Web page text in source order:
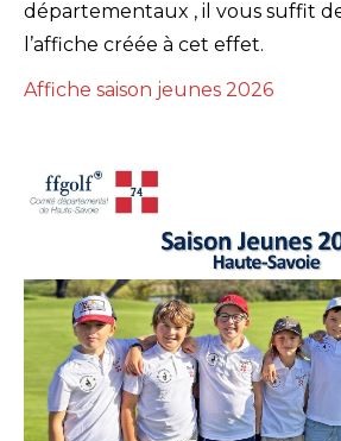
départementaux , il vous suffit
l’affiche créée à cet effet.
Affiche saison jeunes 2026